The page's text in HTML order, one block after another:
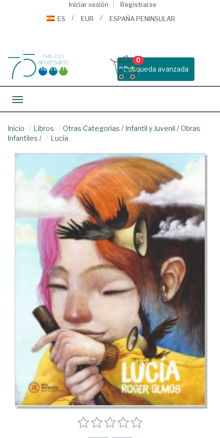
Iniciar sesión
Registrarse
ES
EUR ESPAÑA PENINSULAR
Busqueda avanzada
0
Toggle navigation
Inicio Libros Otras Categorías / Infantil y Juvenil /Obras
Infantiles / Lucía